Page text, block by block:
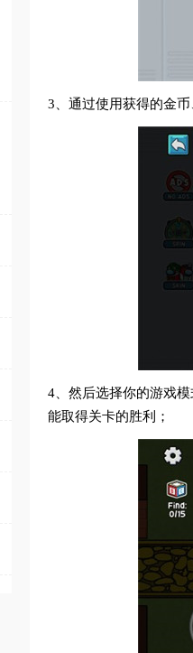
3、通过使用获得的金
4、然后选择你的游戏
能取得关卡的胜利；